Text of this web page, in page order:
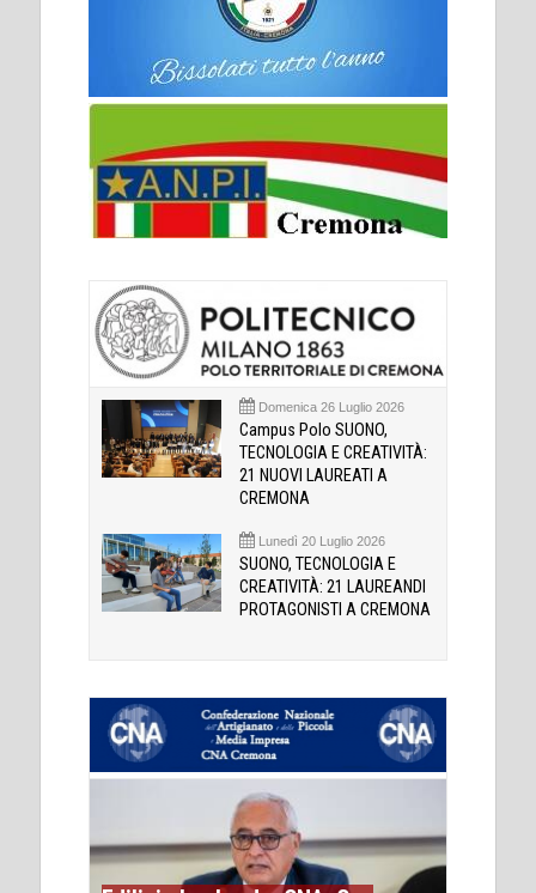
Domenica 26 Luglio 2026
Campus Polo SUONO,
TECNOLOGIA E CREATIVITÀ:
21 NUOVI LAUREATI A
CREMONA
Lunedì 20 Luglio 2026
SUONO, TECNOLOGIA E
CREATIVITÀ: 21 LAUREANDI
PROTAGONISTI A CREMONA